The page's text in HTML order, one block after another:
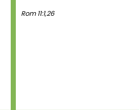
Rom 11:1,26